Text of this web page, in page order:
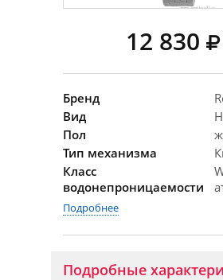
12 830
Бренд
Вид
Пол
Тип механизма
Класс
водонепроницаемости
Подробнее
Подробные